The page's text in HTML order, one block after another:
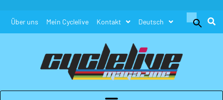
Über uns Mein Cyclelive Kontakt Deutsch
Search
Search Button